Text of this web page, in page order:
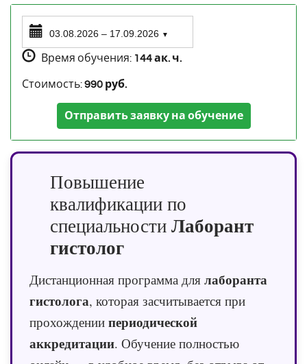
03.08.2026 – 17.09.2026 ▼
Время обучения: 144 ак. ч.
Стоимость:990 руб.
Отправить заявку на обучение
Повышение
квалификации по
специальности Лаборант
гистолог
Дистанционная программа для лаборанта
гистолога, которая засчитывается при
прохождении периодической
аккредитации. Обучение полностью